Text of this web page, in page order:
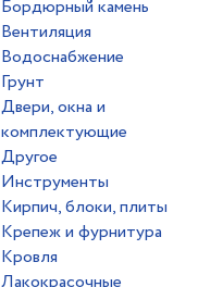
Бордюрный камень
Вентиляция
Водоснабжение
Грунт
Двери, окна и
комплектующие
Другое
Инструменты
Кирпич, блоки, плиты
Крепеж и фурнитура
Кровля